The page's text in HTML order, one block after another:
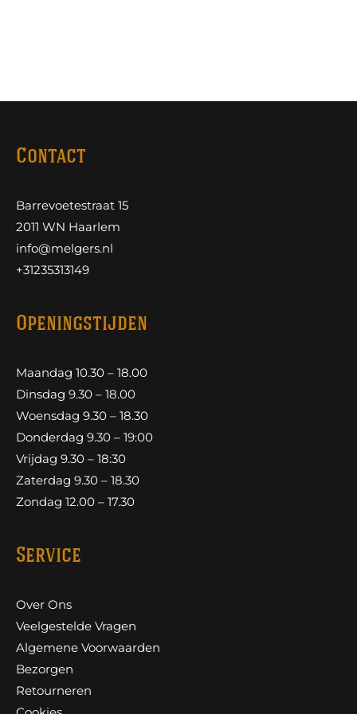
Contact
Barrevoetestraat 15
2011 WN Haarlem
info@melgers.nl
+31235313149
Openingstijden
Maandag 10.30 – 18.00
Dinsdag 9.30 – 18.00
Woensdag 9.30 – 18.30
Donderdag 9.30 – 19:00
Vrijdag 9.30 – 18:30
Zaterdag 9.30 – 18.30
Zondag 12.00 – 17.30
Service
Over Ons
Veelgestelde Vragen
Algemene Voorwaarden
Bezorgen
Retourneren